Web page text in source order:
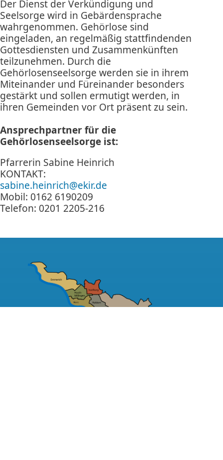
Der Dienst der Verkündigung und
Seelsorge wird in Gebärdensprache
wahrgenommen. Gehörlose sind
eingeladen, an regelmäßig stattfindenden
Gottesdiensten und Zusammenkünften
teilzunehmen. Durch die
Gehörlosenseelsorge werden sie in ihrem
Miteinander und Füreinander besonders
gestärkt und sollen ermutigt werden, in
ihren Gemeinden vor Ort präsent zu sein.
Ansprechpartner für die
Gehörlosenseelsorge ist:
Pfarrerin Sabine Heinrich
KONTAKT:
sabine.heinrich@ekir.de
Mobil: 0162 6190209
Telefon: 0201 2205-216